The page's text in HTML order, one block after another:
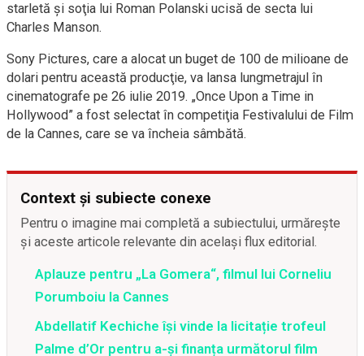
starletă şi soţia lui Roman Polanski ucisă de secta lui
Charles Manson.
Sony Pictures, care a alocat un buget de 100 de milioane de
dolari pentru această producţie, va lansa lungmetrajul în
cinematografe pe 26 iulie 2019. „Once Upon a Time in
Hollywood” a fost selectat în competiţia Festivalului de Film
de la Cannes, care se va încheia sâmbătă.
Context și subiecte conexe
Pentru o imagine mai completă a subiectului, urmărește
și aceste articole relevante din același flux editorial.
Aplauze pentru „La Gomera“, filmul lui Corneliu
Porumboiu la Cannes
Abdellatif Kechiche își vinde la licitație trofeul
Palme d’Or pentru a-și finanța următorul film